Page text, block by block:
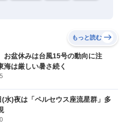
もっと読む
盆休みは台風15号の動向に注
は厳しい暑さ続く
水)夜は「ペルセウス座流星群」多